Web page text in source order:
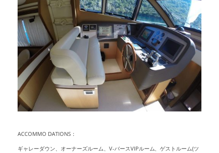
ACCOMMO DATIONS：
ギャレーダウン、オーナーズルーム、V-バースVIPルーム、ゲストルーム(ツ